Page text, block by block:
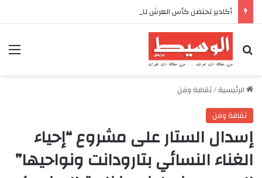
بحث عن
الرئيسية/ثقافة وفن
ثقافة وفن
إسدال الستار على مشروع “إحياء
الغناء النسائي بتارودانت ونواحيها”